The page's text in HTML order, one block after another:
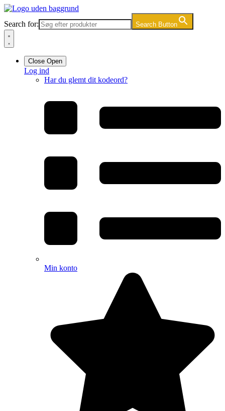
Videre
indhold
Search for: Search Button
Close Open
Log ind
Har du glemt dit kodeord?
Min konto